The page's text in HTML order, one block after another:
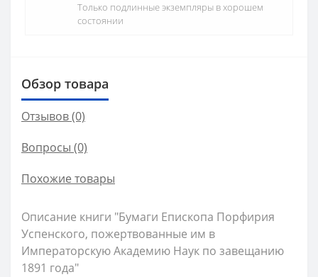
Только подлинные экземпляры в хорошем
состоянии
Обзор товара
Отзывов (0)
Вопросы (0)
Похожие товары
Описание книги "Бумаги Епископа Порфирия
Успенского, пожертвованные им в
Императорскую Академию Наук по завещанию
1891 года"